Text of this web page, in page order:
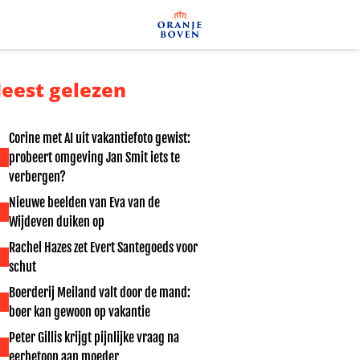
gelezen
Corine met AI uit vakantiefoto gewist:
probeert omgeving Jan Smit iets te
verbergen?
Nieuwe beelden van Eva van de
Wijdeven duiken op
Rachel Hazes zet Evert Santegoeds voor
schut
Boerderij Meiland valt door de mand:
boer kan gewoon op vakantie
Peter Gillis krijgt pijnlijke vraag na
eerbetoon aan moeder